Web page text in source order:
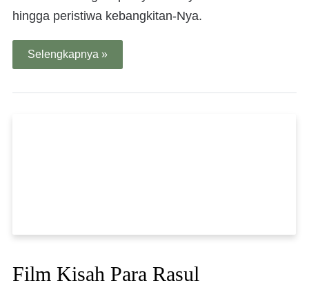
hingga peristiwa kebangkitan-Nya.
Selengkapnya »
Film Kisah Para Rasul